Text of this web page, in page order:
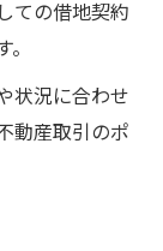
ての借地契約
状況に合わせ
動産取引のポ